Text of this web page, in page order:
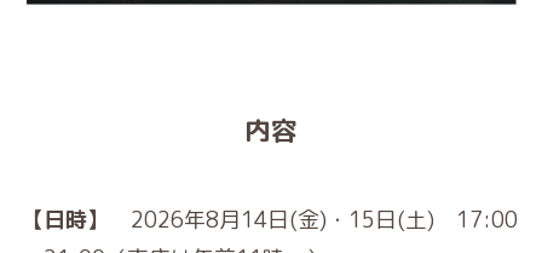
内容
【日時】
2026年8月14日(金)・15日(土) 17:00